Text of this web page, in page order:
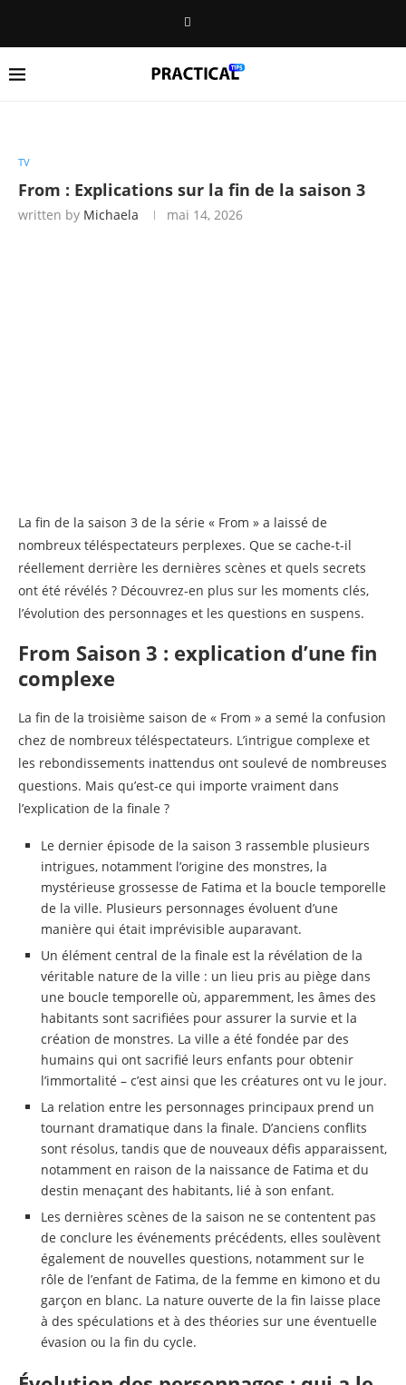
TV
From : Explications sur la fin de la saison 3
written by Michaela mai 14, 2026
La fin de la saison 3 de la série « From » a laissé de
nombreux téléspectateurs perplexes. Que se cache-t-il
réellement derrière les dernières scènes et quels secrets
ont été révélés ? Découvrez-en plus sur les moments clés,
l’évolution des personnages et les questions en suspens.
From Saison 3 : explication d’une fin
complexe
La fin de la troisième saison de « From » a semé la confusion
chez de nombreux téléspectateurs. L’intrigue complexe et
les rebondissements inattendus ont soulevé de nombreuses
questions. Mais qu’est-ce qui importe vraiment dans
l’explication de la finale ?
Le dernier épisode de la saison 3 rassemble plusieurs
intrigues, notamment l’origine des monstres, la
mystérieuse grossesse de Fatima et la boucle temporelle
de la ville. Plusieurs personnages évoluent d’une
manière qui était imprévisible auparavant.
Un élément central de la finale est la révélation de la
véritable nature de la ville : un lieu pris au piège dans
une boucle temporelle où, apparemment, les âmes des
habitants sont sacrifiées pour assurer la survie et la
création de monstres. La ville a été fondée par des
humains qui ont sacrifié leurs enfants pour obtenir
l’immortalité – c’est ainsi que les créatures ont vu le jour.
La relation entre les personnages principaux prend un
tournant dramatique dans la finale. D’anciens conflits
sont résolus, tandis que de nouveaux défis apparaissent,
notamment en raison de la naissance de Fatima et du
destin menaçant des habitants, lié à son enfant.
Les dernières scènes de la saison ne se contentent pas
de conclure les événements précédents, elles soulèvent
également de nouvelles questions, notamment sur le
rôle de l’enfant de Fatima, de la femme en kimono et du
garçon en blanc. La nature ouverte de la fin laisse place
à des spéculations et à des théories sur une éventuelle
évasion ou la fin du cycle.